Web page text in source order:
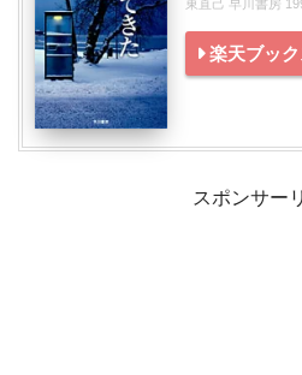
東直己 早川書房
楽天ブック
スポンサー